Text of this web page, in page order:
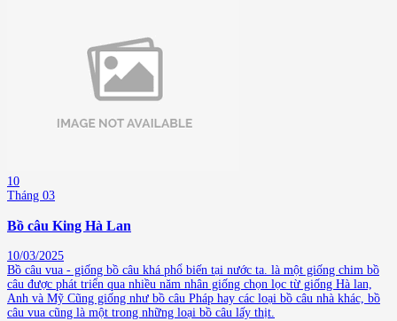
10
Tháng 03
Bồ câu King Hà Lan
10/03/2025
Bồ câu vua - giống bồ câu khá phổ biến tại nước ta. là một giống chim bồ
câu được phát triển qua nhiều năm nhân giống chọn lọc từ giống Hà lan,
Anh và Mỹ Cũng giống như bồ câu Pháp hay các loại bồ câu nhà khác, bồ
câu vua cũng là một trong những loại bồ câu lấy thịt.